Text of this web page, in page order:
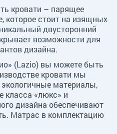
кровати – парящее
которое стоит на изящных
двусторонний
возможности для
дизайна.
(Lazio) вы можете быть
кровати мы
материалы,
класса «люкс» и
дизайна обеспечивают
Матрас в комплектацию